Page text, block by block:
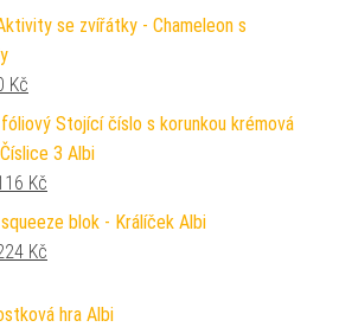
se zvířátky - Chameleon s
cena byla: 89 Kč.
Kč
Stojící číslo s korunkou krémová
3 Albi
cena byla: 129 Kč.
Kč
blok - Králíček Albi
cena byla: 249 Kč.
Kč
hra Albi